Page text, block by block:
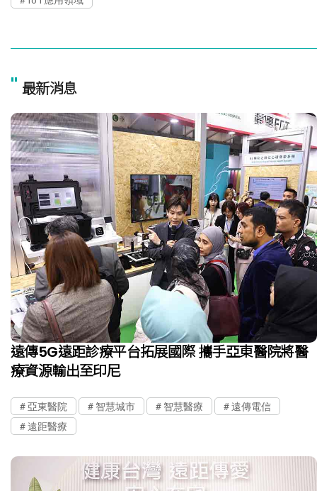
" 最新消息
遠傳5G遠距診療平台拓展國際 攜手亞東醫院將醫
療資源輸出至印尼
亞東醫院 智慧城市 智慧醫療
遠傳電信
遠距醫療